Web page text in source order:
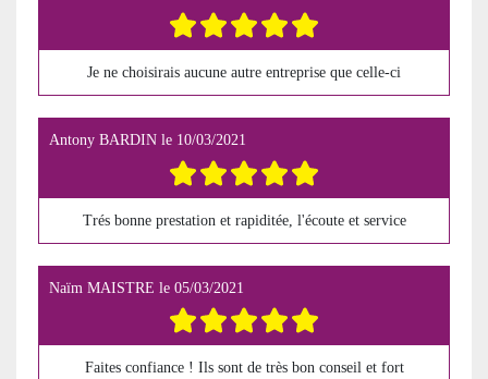
Je ne choisirais aucune autre entreprise que celle-ci
Antony BARDIN le 10/03/2021
Trés bonne prestation et rapiditée, l'écoute et service
Naïm MAISTRE le 05/03/2021
Faites confiance ! Ils sont de très bon conseil et fort